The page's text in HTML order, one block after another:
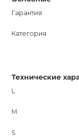
Гарантия
Категория
Технические
L
M
S